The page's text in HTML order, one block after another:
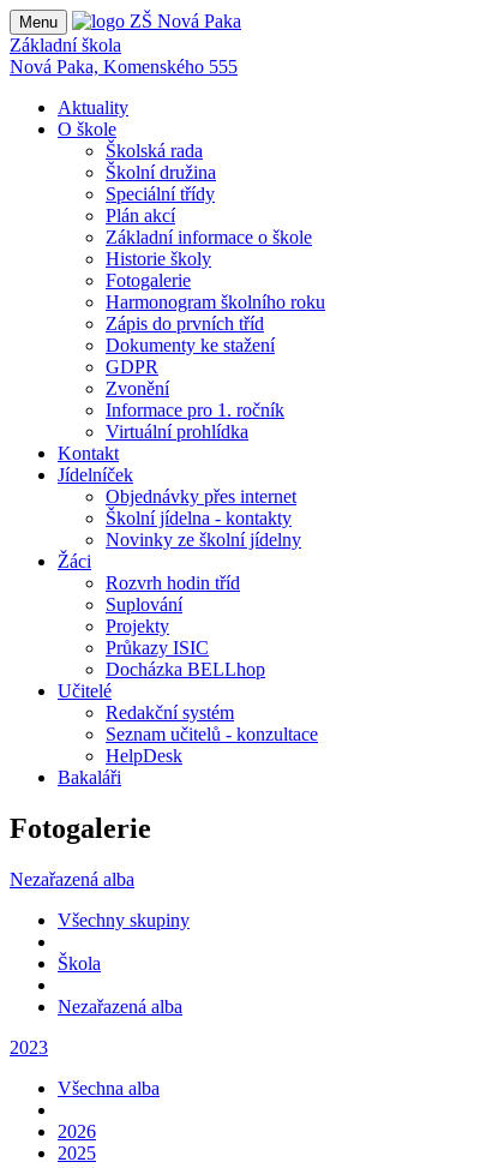
Menu
Základní škola
Nová Paka, Komenského 555
Aktuality
O škole
Školská rada
Školní družina
Speciální třídy
Plán akcí
Základní informace o škole
Historie školy
Fotogalerie
Harmonogram školního roku
Zápis do prvních tříd
Dokumenty ke stažení
GDPR
Zvonění
Informace pro 1. ročník
Virtuální prohlídka
Kontakt
Jídelníček
Objednávky přes internet
Školní jídelna - kontakty
Novinky ze školní jídelny
Žáci
Rozvrh hodin tříd
Suplování
Projekty
Průkazy ISIC
Docházka BELLhop
Učitelé
Redakční systém
Seznam učitelů - konzultace
HelpDesk
Bakaláři
Fotogalerie
Nezařazená alba
Všechny skupiny
Škola
Nezařazená alba
2023
Všechna alba
2026
2025